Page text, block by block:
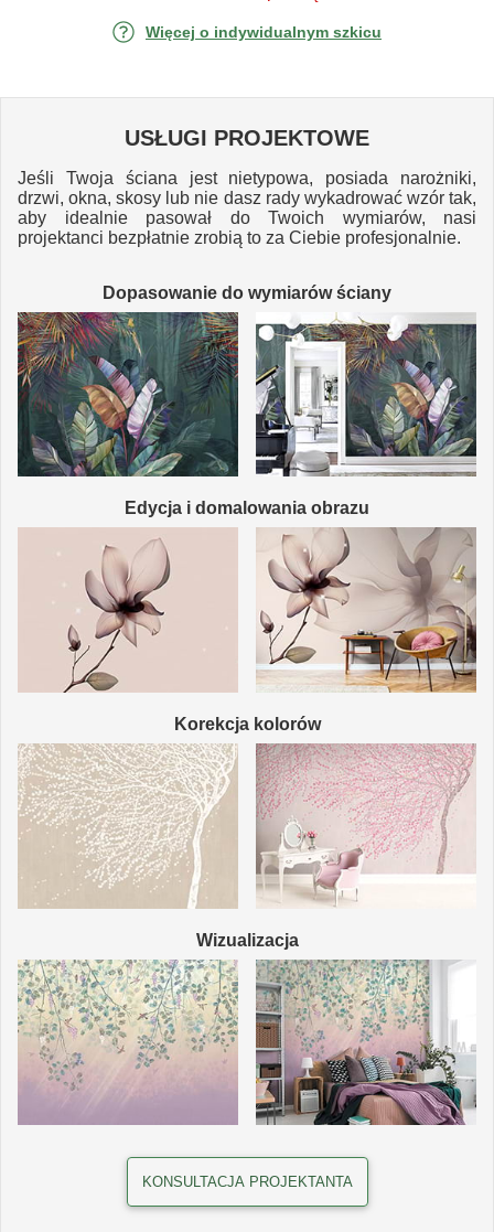
Więcej o indywidualnym szkicu
USŁUGI PROJEKTOWE
Jeśli Twoja ściana jest nietypowa, posiada narożniki,
drzwi, okna, skosy lub nie dasz rady wykadrować wzór tak,
aby idealnie pasował do Twoich wymiarów, nasi
projektanci bezpłatnie zrobią to za Ciebie profesjonalnie.
Dopasowanie do wymiarów ściany
Edycja i domalowania obrazu
Korekcja kolorów
Wizualizacja
KONSULTACJA PROJEKTANTA